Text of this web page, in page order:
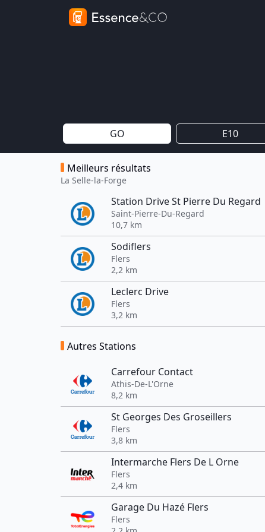
GO E10
Meilleurs résultats
La Selle-la-Forge
Station Drive St Pierre Du Regard
Saint-Pierre-Du-Regard
10,7 km
Sodiflers
Flers
2,2 km
Leclerc Drive
Flers
3,2 km
Autres Stations
Carrefour Contact
Athis-De-L'Orne
8,2 km
St Georges Des Groseillers
Flers
3,8 km
Intermarche Flers De L Orne
Flers
2,4 km
Garage Du Hazé Flers
Flers